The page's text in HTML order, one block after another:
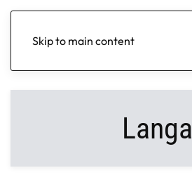
Skip to main content
Langa